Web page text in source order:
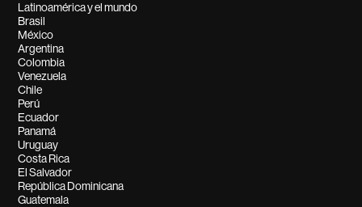
Latinoamérica y el mundo
Brasil
México
Argentina
Colombia
Venezuela
Chile
Perú
Ecuador
Panamá
Uruguay
Costa Rica
El Salvador
República Dominicana
Guatemala